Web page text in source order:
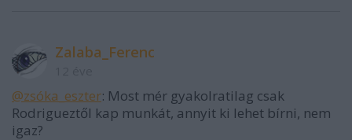
Zalaba_Ferenc
@zsóka_eszter: Most mér gyakolratilag csak
Rodrigueztől kap munkát, annyit ki lehet bírni, nem
igaz?